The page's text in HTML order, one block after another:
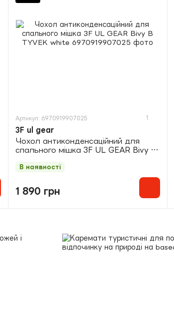
Артикул: 6970919907025 1
3F ul gear
Чохол антиконденсаційний для
спального мішка 3F UL GEAR Bivy B
1 890 грн
В наявності